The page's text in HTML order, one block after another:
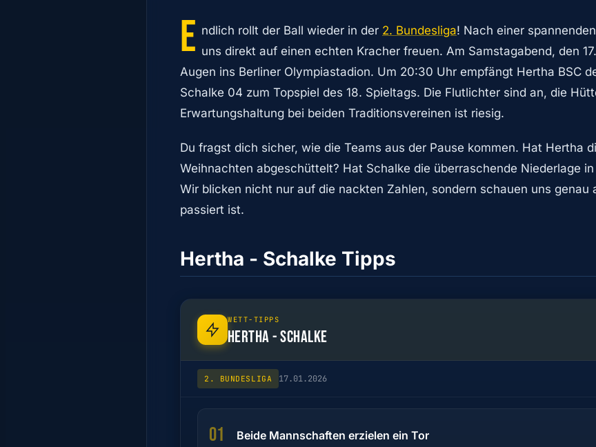
E ndlich rollt der Ball wieder in der 2. Bundesliga! Nach einer
uns direkt auf einen echten Kracher freuen. Am Samstagabend, den
Augen ins Berliner Olympiastadion. Um 20:30 Uhr empfängt Hertha BSC
Schalke 04 zum Topspiel des 18. Spieltags. Die Flutlichter sind an, die
Erwartungshaltung bei beiden Traditionsvereinen ist riesig.
Du fragst dich sicher, wie die Teams aus der Pause kommen. Hat Hertha
Weihnachten abgeschüttelt? Hat Schalke die überraschende Niederlage
Wir blicken nicht nur auf die nackten Zahlen, sondern schauen uns genau
passiert ist.
Hertha - Schalke Tipps
WETT-TIPPS
HERTHA - SCHALKE
2. BUNDESLIGA 17.01.2026
01 Beide Mannschaften erzielen ein Tor